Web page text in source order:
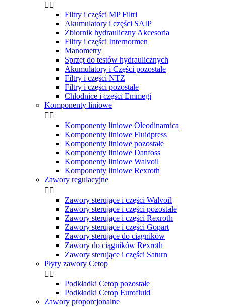
 
Filtry i części MP Filtri
Akumulatory i części SAIP
Zbiornik hydrauliczny Akcesoria
Filtry i części Internormen
Manometry
Sprzęt do testów hydraulicznych
Akumulatory i Części pozostałe
Filtry i części NTZ
Filtry i części pozostałe
Chłodnice i części Emmegi
Komponenty liniowe
 
Komponenty liniowe Oleodinamica
Komponenty liniowe Fluidpress
Komponenty liniowe pozostałe
Komponenty liniowe Danfoss
Komponenty liniowe Walvoil
Komponenty liniowe Rexroth
Zawory regulacyjne
 
Zawory sterujące i części Walvoil
Zawory sterujące i części pozostałe
Zawory sterujące i części Rexroth
Zawory sterujące i części Gopart
Zawory sterujące do ciągników
Zawory do ciągników Rexroth
Zawory sterujące i części Saturn
Płyty zawory Cetop
 
Podkładki Cetop pozostałe
Podkładki Cetop Eurofluid
Zawory proporcjonalne